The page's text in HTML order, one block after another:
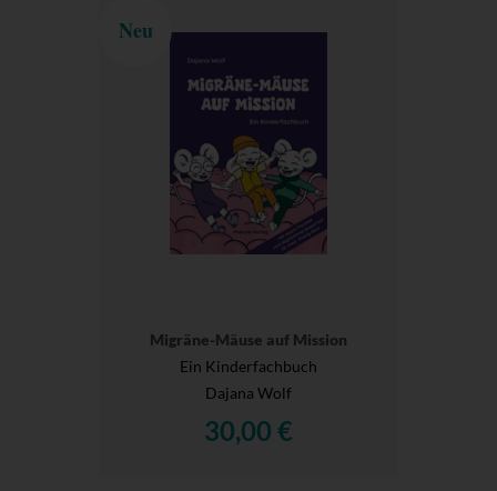
Neu
Migräne-Mäuse auf Mission
Ein Kinderfachbuch
Dajana Wolf
30,00 €